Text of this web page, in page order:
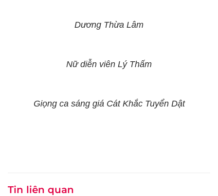
Dương Thừa Lâm
Nữ diễn viên Lý Thấm
Giọng ca sáng giá Cát Khắc Tuyển Dật
Tin liên quan